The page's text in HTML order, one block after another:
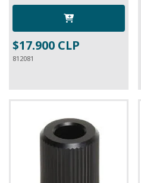
$17.900 CLP
812081